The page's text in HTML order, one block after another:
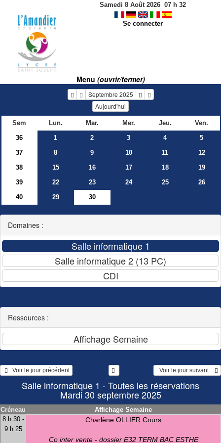
Samedi 8 Août 2026 07 h 32
Se connecter
Menu (ouvrir/fermer)
Septembre 2025
Aujourd'hui
Sem Lun. Mar. Mer. Jeu.
Ven.
36
1 2 3 4
5
37
8 9 10 11
12
38
15 16 17 18
19
39
22 23 24 25
26
40
29 30
Domaines :
Ressources :
   Voir le jour précédent
  Voir le jour suivant
Salle informatique 1 - Toutes les réservations
Mardi 30 septembre 2025
Créneau
Affichage Semaine
8 h 30 -
9 h 25
Charlène OLLIER Cours
Co inter vente - dossier E32 TERM BAC ESTHE